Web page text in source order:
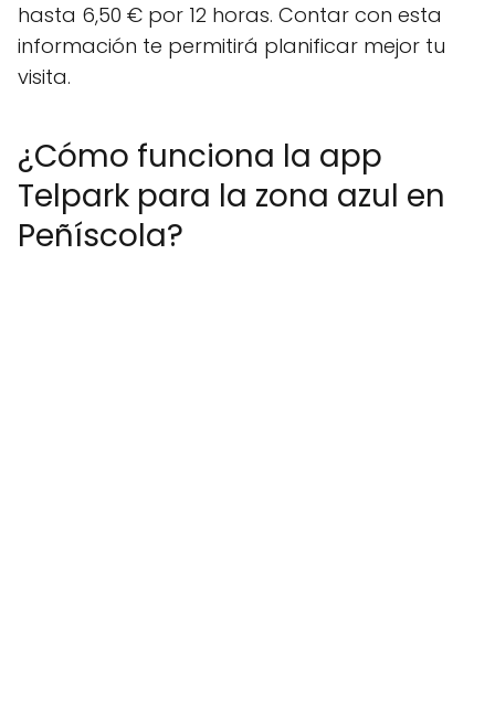
hasta 6,50 € por 12 horas. Contar con esta
información te permitirá planificar mejor tu
visita.
¿Cómo funciona la app
Telpark para la zona azul en
Peñíscola?